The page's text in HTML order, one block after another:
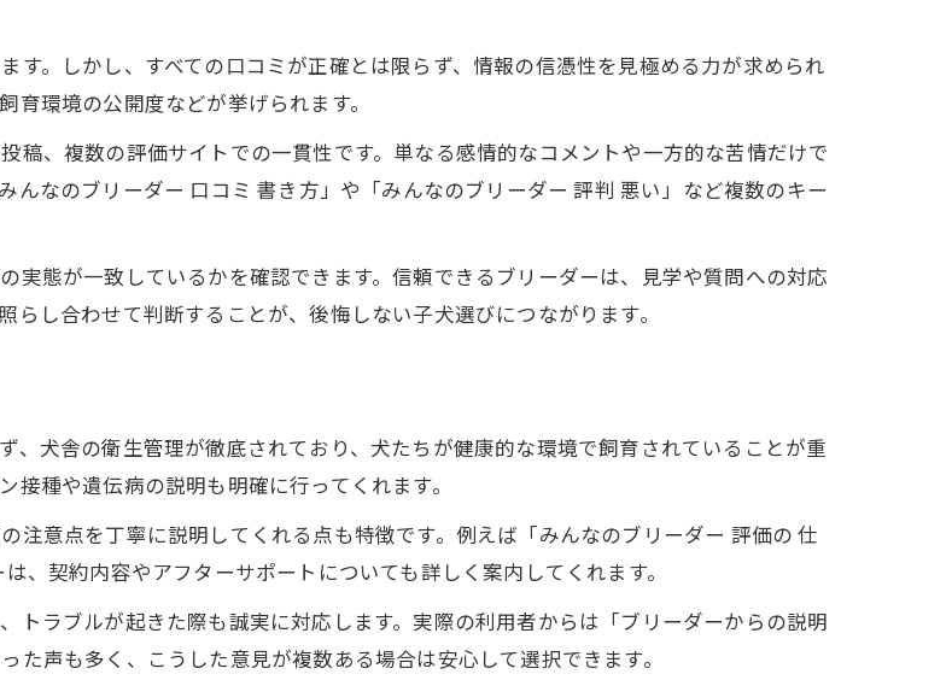
ブリーダーを口コミで見分ける方法
ダー評判とトラブル事例のチェック方法
が語るブリーダーのリアル
ダー体験談から分かる選び方のポイント
のブリーダートラブル実例と対策
でよく見るブリーダー苦情の傾向
に役立つ評価情報の使い方
ダーのトラブル例と評価情報の活用法
のブリーダー評判から学ぶ注意点
高いブリーダーの選び方とチェック法
ダー審査落ちの背景にある理由を知る
と評価でトラブルを未然に防ぐコツ
さえたいブリーダーの大切なポイント
す。しかし、すべての口コミが正確とは限らず、情報の信憑性を見極める力が求められ
環境の公開度などが挙げられます。
稿、複数の評価サイトでの一貫性です。単なる感情的なコメントや一方的な苦情だけで
なのブリーダー 口コミ 書き方」や「みんなのブリーダー 評判 悪い」など複数のキー
実態が一致しているかを確認できます。信頼できるブリーダーは、見学や質問への対応
し合わせて判断することが、後悔しない子犬選びにつながります。
犬舎の衛生管理が徹底されており、犬たちが健康的な環境で飼育されていることが重
種や遺伝病の説明も明確に行ってくれます。
注意点を丁寧に説明してくれる点も特徴です。例えば「みんなのブリーダー 評価の 仕
契約内容やアフターサポートについても詳しく案内してくれます。
トラブルが起きた際も誠実に対応します。実際の利用者からは「ブリーダーからの説明
声も多く、こうした意見が複数ある場合は安心して選択できます。